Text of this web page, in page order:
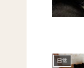
日常